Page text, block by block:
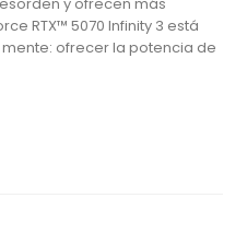
RTX™ 5070 Infinity 3 está
ofrecer la potencia de